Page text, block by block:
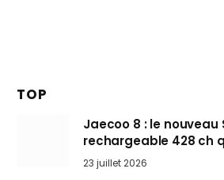
TOP
Jaecoo 8 : le nouveau
rechargeable 428 ch
arrive en Europe cet
23 juillet 2026